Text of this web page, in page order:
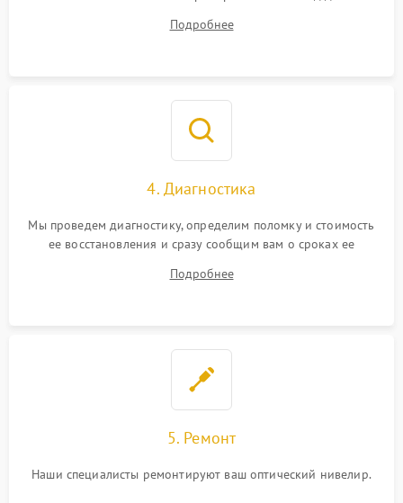
Подробнее
4. Диагностика
Мы проведем диагностику, определим поломку и стоимость
ее восстановления и сразу сообщим вам о сроках ее
Подробнее
5. Ремонт
Наши специалисты ремонтируют ваш оптический нивелир.